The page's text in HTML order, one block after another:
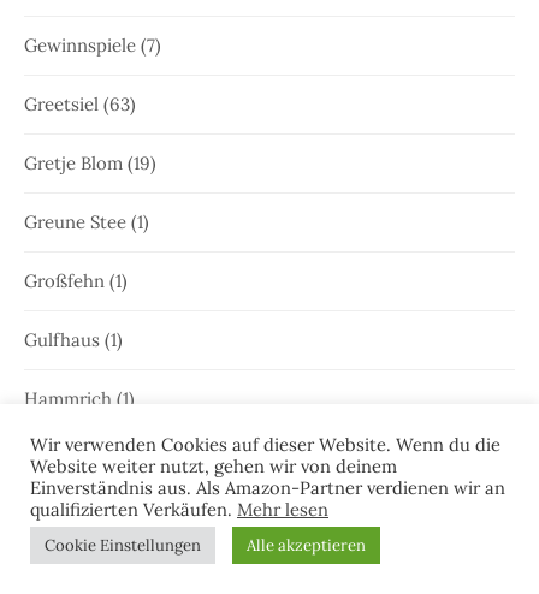
Gewinnspiele (7)
Greetsiel (63)
Gretje Blom (19)
Greune Stee (1)
Großfehn (1)
Gulfhaus (1)
Hammrich (1)
Hans-Rainer Riekers(8)
Harlesiel(9)
Wir verwenden Cookies auf dieser Website. Wenn du die
Website weiter nutzt, gehen wir von deinem
Einverständnis aus. Als Amazon-Partner verdienen wir an
qualifizierten Verkäufen. Mehr lesen
Cookie Einstellungen Alle akzeptieren